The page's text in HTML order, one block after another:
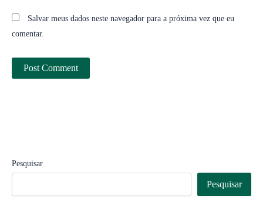
Salvar meus dados neste navegador para a próxima vez que eu
comentar.
Pesquisar
Pesquisar